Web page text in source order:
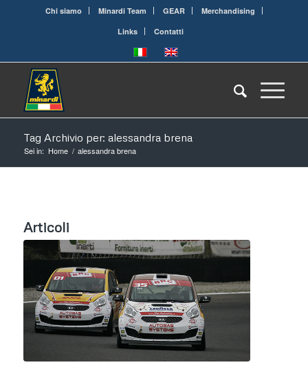
Chi siamo Minardi Team GEAR
Merchandising
Links
Contatti
Tag Archivio per: alessandra brena
Sei in: Home / alessandra brena
Articoli